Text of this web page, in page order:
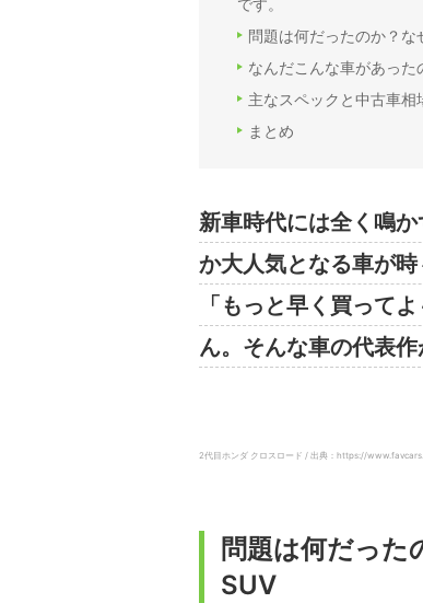
です。
問題は何だったのか？
なんだこんな車があった
主なスペックと中古車相
まとめ
新車時代には全く鳴
か大人気となる車が
「もっと早く買って
ん。そんな車の代表
2代目ホンダ クロスロード / 出典：https://
問題は何だった
SUV